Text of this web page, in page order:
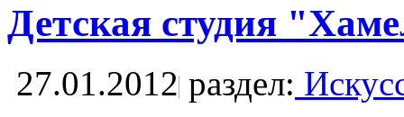
Детская студия
27.01.2012 раздел: